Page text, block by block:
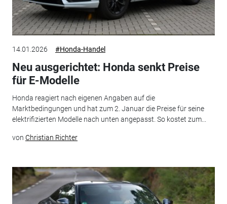
14.01.2026 #Honda-Handel
Neu ausgerichtet: Honda senkt Preise
für E-Modelle
Honda reagiert nach eigenen Angaben auf die
Marktbedingungen und hat zum 2. Januar die Preise für seine
elektrifizierten Modelle nach unten angepasst. So kostet zum...
von Christian Richter